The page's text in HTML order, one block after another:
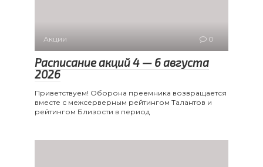
Акции 0
Расписание акций 4 — 6 августа
2026
Приветствуем! Оборона преемника возвращается
вместе с межсерверным рейтингом Талантов и
рейтингом Близости в период